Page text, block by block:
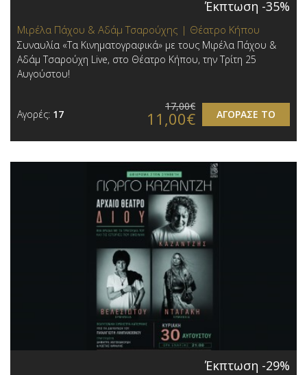
Έκπτωση -35%
Μιρέλα Πάχου & Αδάμ Τσαρούχης | Θέατρο Κήπου
Συναυλία «Τα Κινηματογραφικά» με τους Μιρέλα Πάχου &
Αδάμ Τσαρούχη Live, στο Θέατρο Κήπου, την Τρίτη 25
Αυγούστου!
Αγορές: 17 ΑΓΟΡΑΣΕ ΤΟ
17,00€
11,00€
Έκπτωση -29%